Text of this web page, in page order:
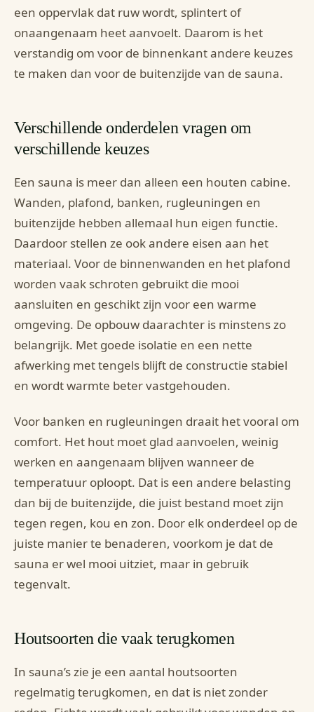
een oppervlak dat ruw wordt, splintert of
onaangenaam heet aanvoelt. Daarom is het
verstandig om voor de binnenkant andere keuzes
te maken dan voor de buitenzijde van de sauna.
Verschillende onderdelen vragen om
verschillende keuzes
Een sauna is meer dan alleen een houten cabine.
Wanden, plafond, banken, rugleuningen en
buitenzijde hebben allemaal hun eigen functie.
Daardoor stellen ze ook andere eisen aan het
materiaal. Voor de binnenwanden en het plafond
worden vaak schroten gebruikt die mooi
aansluiten en geschikt zijn voor een warme
omgeving. De opbouw daarachter is minstens zo
belangrijk. Met goede isolatie en een nette
afwerking met tengels blijft de constructie stabiel
en wordt warmte beter vastgehouden.
Voor banken en rugleuningen draait het vooral om
comfort. Het hout moet glad aanvoelen, weinig
werken en aangenaam blijven wanneer de
temperatuur oploopt. Dat is een andere belasting
dan bij de buitenzijde, die juist bestand moet zijn
tegen regen, kou en zon. Door elk onderdeel op de
juiste manier te benaderen, voorkom je dat de
sauna er wel mooi uitziet, maar in gebruik
tegenvalt.
Houtsoorten die vaak terugkomen
In sauna’s zie je een aantal houtsoorten
regelmatig terugkomen, en dat is niet zonder